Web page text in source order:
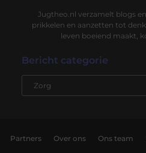
Jugtheo.nl verzamelt blogs
prikkelen en aanzetten tot
leven boeiend maakt,
Bericht categorie
Partners Over ons Ons team